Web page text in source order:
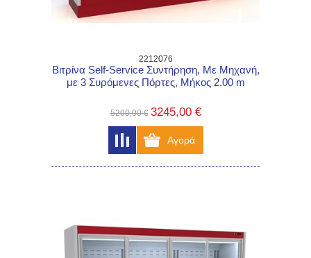
2212076
Βιτρίνα Self-Service Συντήρηση, Με Μηχανή,
με 3 Συρόμενες Πόρτες, Μήκος 2.00 m
5200,00 € 3245,00 €